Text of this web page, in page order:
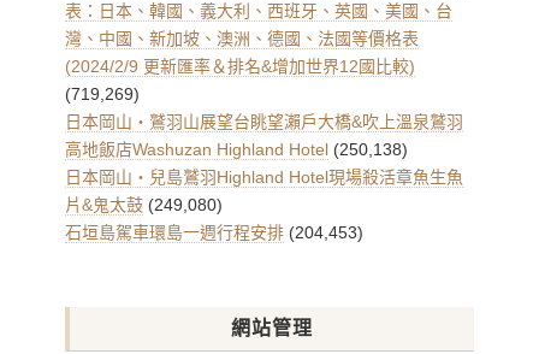
表：日本、韓國、義大利、西班牙、英國、美國、台
灣、中國、新加坡、澳洲、德國、法國等價格表
(2024/2/9 更新匯率＆排名&增加世界12國比較)
(719,269)
日本岡山・鷲羽山展望台眺望瀨戶大橋&吹上溫泉鷲羽
高地飯店Washuzan Highland Hotel (250,138)
日本岡山・兒島鷲羽Highland Hotel現場殺活章魚生魚
片&鬼太鼓 (249,080)
石垣島駕車環島一週行程安排 (204,453)
網站管理